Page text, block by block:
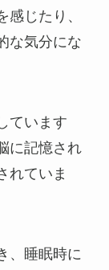
じたり、
な気分にな
ています
に記憶され
れていま
、睡眠時に